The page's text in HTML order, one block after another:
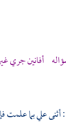
أفانين جري
: أثنى علي بما علمت